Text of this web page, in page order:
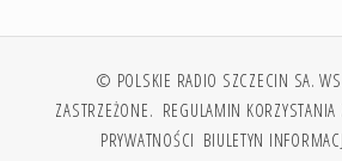
© POLSKIE RADIO SZCZECIN SA.
ZASTRZEŻONE. REGULAMIN KORZYSTANIA
PRYWATNOŚCI BIULETYN